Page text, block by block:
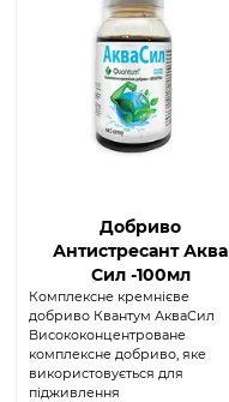
Добриво
Антистресант Аква
Сил -100мл
Комплексне кремнієве
добриво Квантум АкваСил
Висококонцентроване
комплексне добриво, яке
використовується для
підживлення